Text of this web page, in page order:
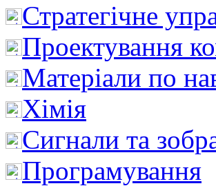
Стратегічне
Проектування
Матеріали по
Хімія
Сигнали та
Програмування